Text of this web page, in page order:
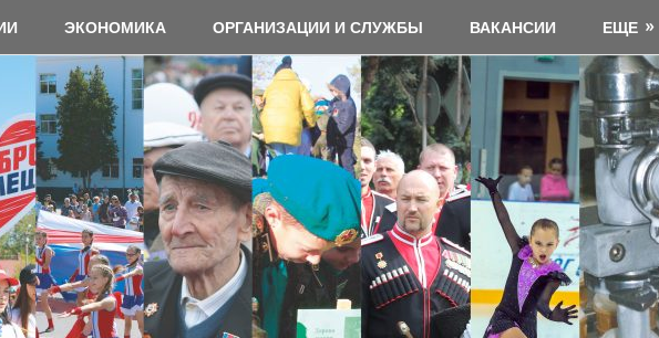
ЭКОНОМИКА ОРГАНИЗАЦИИ И СЛУЖБЫ ВАКАНСИИ ЕЩЕ